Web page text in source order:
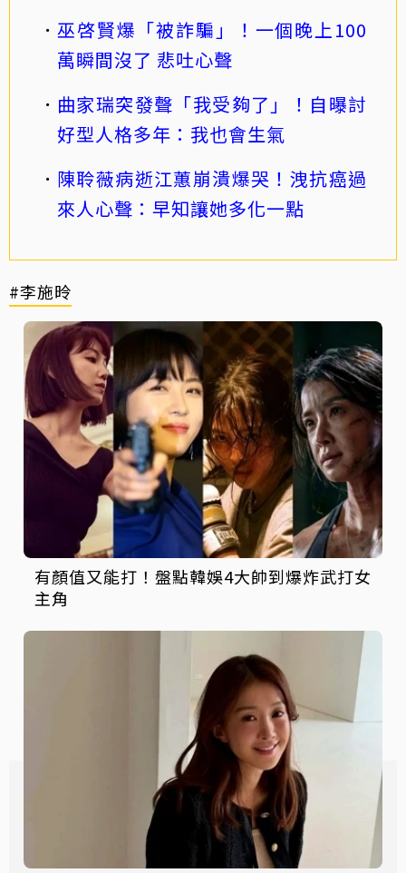
巫啓賢爆「被詐騙」！一個晚上100
萬瞬間沒了 悲吐心聲
曲家瑞突發聲「我受夠了」！自曝討
好型人格多年：我也會生氣
陳聆薇病逝江蕙崩潰爆哭！洩抗癌過
來人心聲：早知讓她多化一點
#李施昤
有顏值又能打！盤點韓娛4大帥到爆炸武打女
主角